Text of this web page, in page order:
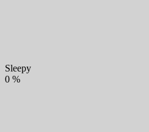
Sleepy
0 %